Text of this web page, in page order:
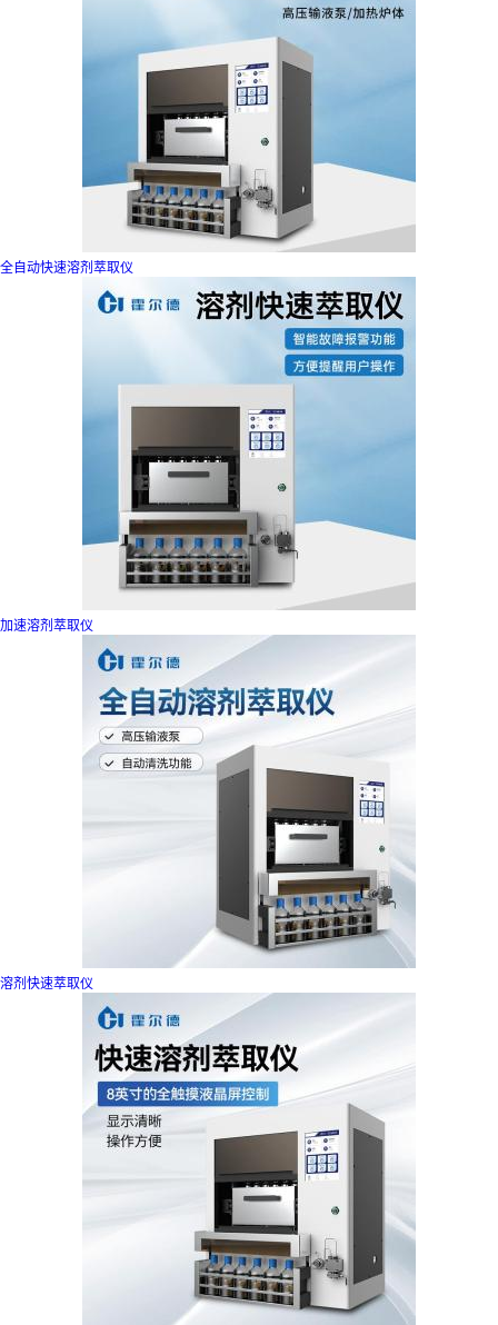
全自动快速溶剂萃取仪
加速溶剂萃取仪
溶剂快速萃取仪